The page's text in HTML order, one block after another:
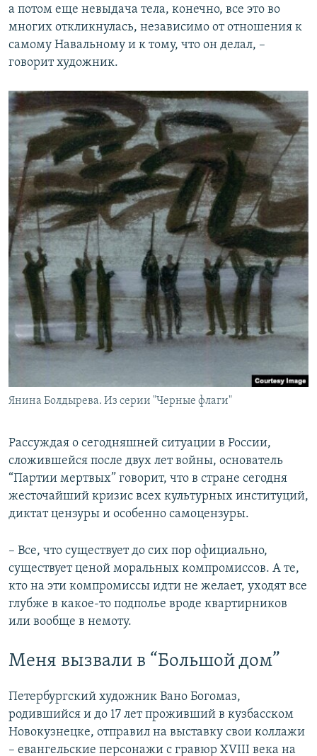
а потом еще невыдача тела, конечно, все это во
многих откликнулась, независимо от отношения к
самому Навальному и к тому, что он делал, –
говорит художник.
Янина Болдырева. Из серии "Черные флаги"
Рассуждая о сегодняшней ситуации в России,
сложившейся после двух лет войны, основатель
“Партии мертвых” говорит, что в стране сегодня
жесточайший кризис всех культурных институций,
диктат цензуры и особенно самоцензуры.
– Все, что существует до сих пор официально,
существует ценой моральных компромиссов. А те,
кто на эти компромиссы идти не желает, уходят все
глубже в какое-то подполье вроде квартирников
или вообще в немоту.
Меня вызвали в “Большой дом”
Петербургский художник Вано Богомаз,
родившийся и до 17 лет проживший в кузбасском
Новокузнецке, отправил на выставку свои коллажи
– евангельские персонажи с гравюр XVIII века на